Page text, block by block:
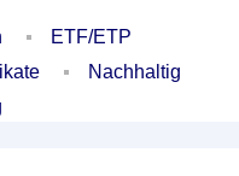
ETF/ETP
Nachhaltig